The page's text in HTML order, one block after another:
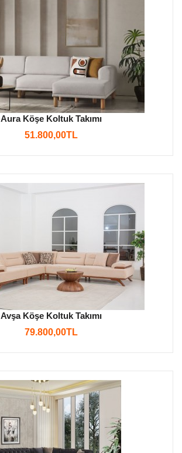
Aura Köşe Koltuk Takımı
51.800,00TL
Avşa Köşe Koltuk Takımı
79.800,00TL